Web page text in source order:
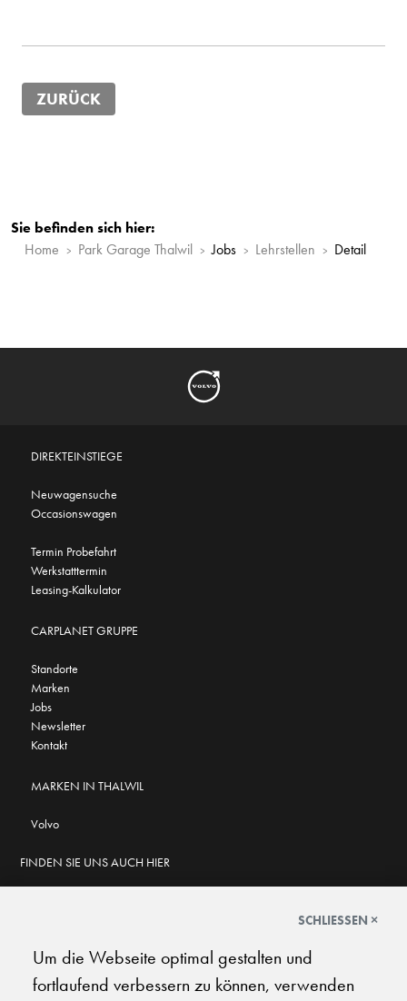
ZURÜCK
Sie befinden sich hier:
Home
Park Garage Thalwil Jobs Lehrstellen Detail
DIREKTEINSTIEGE
Neuwagensuche
Occasionswagen
Termin Probefahrt
Werkstatttermin
Leasing-Kalkulator
CARPLANET GRUPPE
Standorte
Marken
Jobs
Newsletter
Kontakt
MARKEN IN THALWIL
Volvo
FINDEN SIE UNS AUCH HIER
4.5 ★★★★★
★★★★★
SCHLIESSEN ×
Um die Webseite optimal gestalten und
fortlaufend verbessern zu können, verwenden